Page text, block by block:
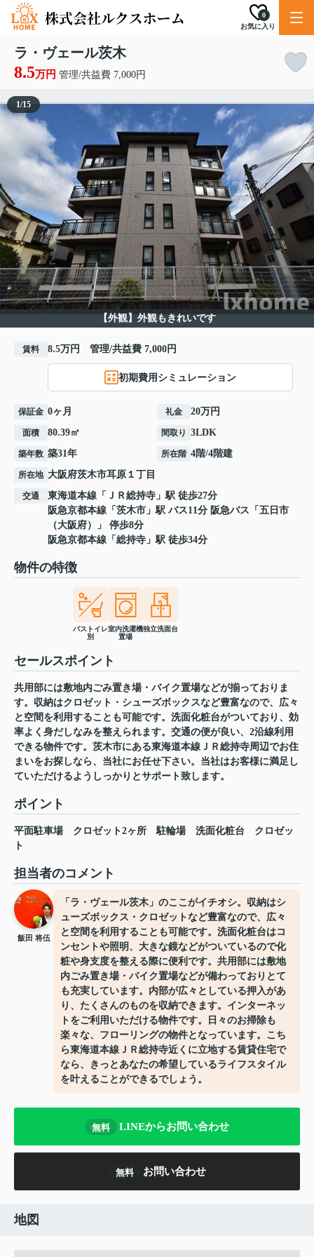
お気に入り
0
ラ・ヴェール茨木
8.5万円 管理/共益費 7,000円
【外観】外観もきれいです
1/15
賃料 8.5万円 管理/共益費 7,000円
初期費用シミュレーション
保証金 0ヶ月 礼金 20万円
面積 80.39㎡ 間取り 3LDK
築年数 築31年 所在階 4階/4階建
所在地 大阪府茨木市耳原 １丁目
交通 東海道本線 「 ＪＲ総持寺 」駅 徒歩27分
阪急京都本線 「 茨木市 」駅 バス11分 阪急バス「五日市
（大阪府）」 停歩8分
阪急京都本線 「 総持寺 」駅 徒歩34分
物件の特徴
バストイレ
別
室内洗濯機
置場
独立洗面台
セールスポイント
共用部には敷地内ごみ置き場・バイク置場などが揃っておりま
す。収納はクロゼット・シューズボックスなど豊富なので、広々
と空間を利用することも可能です。洗面化粧台がついており、効
率よく身だしなみを整えられます。交通の便が良い、2沿線利用
できる物件です。茨木市にある東海道本線ＪＲ総持寺周辺でお住
まいをお探しなら、当社にお任せ下さい。当社はお客様に満足し
ていただけるようしっかりとサポート致します。
ポイント
平面駐車場 クロゼット2ヶ所 駐輪場 洗面化粧台
クロゼッ
ト
担当者のコメント
飯田 将伍
「ラ・ヴェール茨木」のここがイチオシ。収納はシ
ューズボックス・クロゼットなど豊富なので、広々
と空間を利用することも可能です。洗面化粧台はコ
ンセントや照明、大きな鏡などがついているので化
粧や身支度を整える際に便利です。共用部には敷地
内ごみ置き場・バイク置場などが備わっておりとて
も充実しています。内部が広々としている押入があ
り、たくさんのものを収納できます。インターネッ
トをご利用いただける物件です。日々のお掃除も
楽々な、フローリングの物件となっています。こち
ら東海道本線ＪＲ総持寺近くに立地する賃貸住宅で
なら、きっとあなたの希望しているライフスタイル
を叶えることができるでしょう。
無料 LINEからお問い合わせ
無料 お問い合わせ
地図